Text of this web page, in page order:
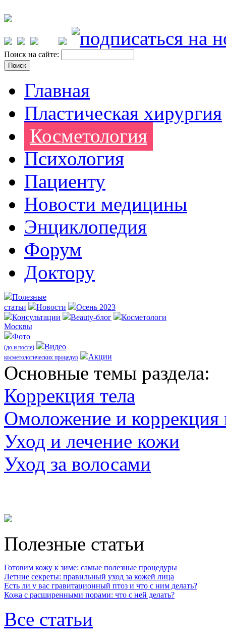
Поиск на сайте:
Главная
Пластическая хирургия
Косметология
Психология
Пациенту
Новости медицины
Энциклопедия
Форум
Доктору
Полезные
статьи
Новости
Осень 2023
Консультации
Beauty-блог
Косметологи
Москвы
Фото
(до и после) Видео
косметологических процедур Акции
Оcновные темы раздела:
Коррекция тела
Омоложение и коррекция
Уход и лечение кожи
Уход за волосами
Полезные статьи
Готовим кожу к зиме: самые полезные процедуры
Летние секреты: правильный уход за кожей лица
Есть ли у вас гравитационный птоз и что с ним делать?
Кожа с расширенными порами: что с ней делать?
Все статьи